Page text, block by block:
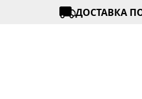
ДОСТАВКА